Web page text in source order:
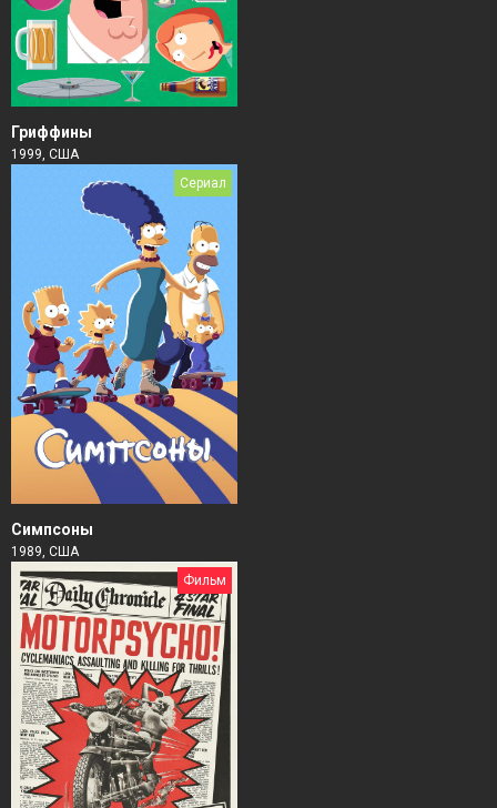
Гриффины
1999, США
Сериал
Симпсоны
1989, США
Фильм